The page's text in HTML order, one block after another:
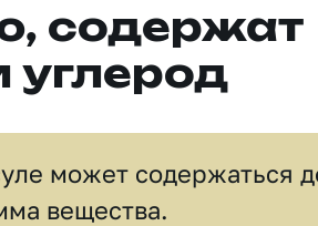
содержат
углерод
может содержаться
вещества.